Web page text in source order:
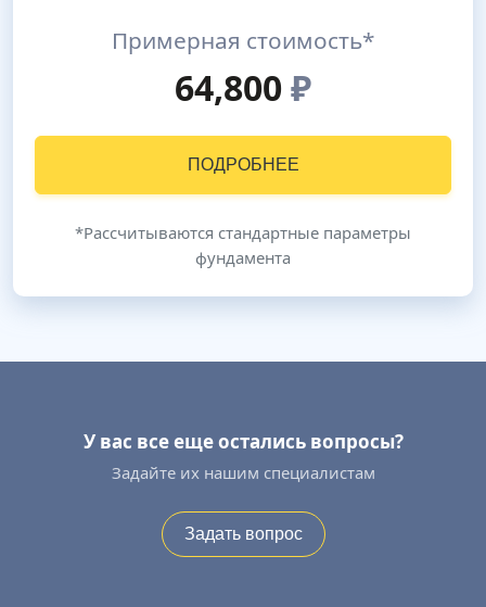
Примерная стоимость*
64,800₽
ПОДРОБНЕЕ
*Рассчитываются стандартные параметры
фундамента
У вас все еще остались вопросы?
Задайте их нашим специалистам
Задать вопрос